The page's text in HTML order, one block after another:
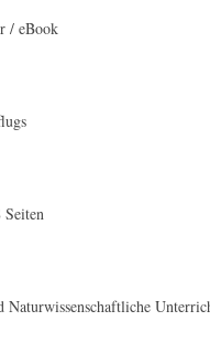
/ eBook
Naturwissenschaftliche